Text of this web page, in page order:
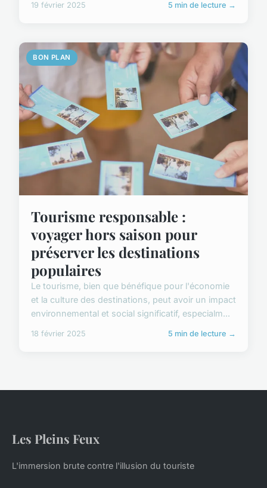
19 février 2025 5 min de lecture →
BON PLAN
Tourisme responsable :
voyager hors saison pour
préserver les destinations
populaires
Le tourisme, bien que bénéfique pour l'économie
et la culture des destinations, peut avoir un impact
environnemental et social significatif, especialm...
18 février 2025 5 min de lecture →
Les Pleins Feux
L'immersion brute contre l'illusion du touriste